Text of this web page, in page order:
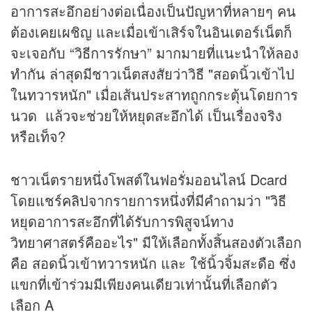
อาการสะอึกอย่างต่อเนื่องเป็นปัญหาที่หลายๆ คน
ต้องเคยเผชิญ และเมื่อเข้าเสิร์จในอินเตอร์เน็ตก็
จะเจอกับ “วิธีการรักษา” มากมายที่แนะนำให้ลอง
ทำกัน ล่าสุดมีชาวเน็ตสงสัยว่าวิธี "สอดนิ้วเข้าไป
ในทวารหนัก" เมื่อเส้นประสาทถูกกระตุ้นโดยการ
นวด แล้วจะช่วยให้หยุดสะอึกได้ เป็นเรื่องจริง
หรือเท็จ?
ชาวเน็ตรายหนึ่งโพสต์ในฟอรั่มออนไลน์ Dcard
โดยแชร์คลิปจากรายการหนึ่งที่มีคำถามว่า "วิธี
หยุดอาการสะอึกที่ได้รับการพิสูจน์ทาง
วิทยาศาสตร์คืออะไร" มีให้เลือกทั้งสิ้นสองตัวเลือก
คือ สอดนิ้วเข้าทวารหนัก และ ใช้นิ้วจิ้มสะดือ ซึ่ง
แขกที่เข้าร่วมมีเพียงคนเดียวเท่านั้นที่เลือกตัว
เลือก A